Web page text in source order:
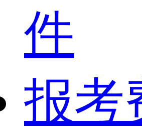
件
报考